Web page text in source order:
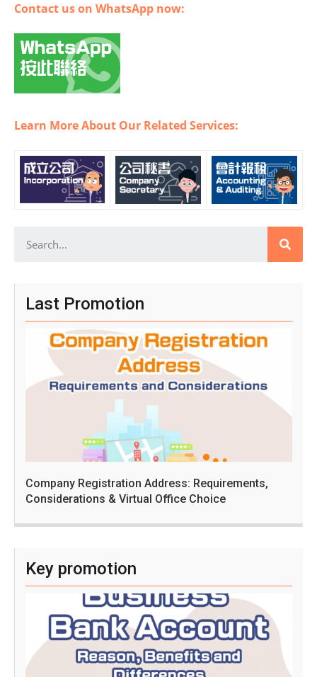
Contact us on WhatsApp now:
Learn More About Our Related Services:
Last Promotion
Company Registration Address: Requirements,
Considerations & Virtual Office Choice
Key promotion